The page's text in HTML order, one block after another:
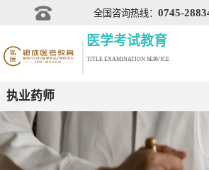
全国咨询热线： 0745-
医学考试教育
TITLE EXAMINATION SERVICE
执业药师